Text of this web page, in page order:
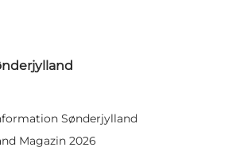
Sønderjylland
Magazin 2026